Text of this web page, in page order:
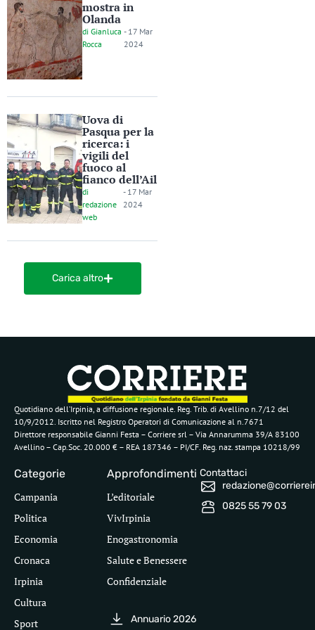
mostra in
Olanda
di Gianluca
Rocca
- 17 Mar
2024
Uova di
Pasqua per la
ricerca: i
vigili del
fuoco al
fianco dell’Ail
di
redazione
web
- 17 Mar
2024
Carica altro
Quotidiano dell’Irpinia, a diffusione regionale. Reg. Trib. di Avellino n.7/12 del
10/9/2012. Iscritto nel Registro Operatori di Comunicazione al n.7671
Direttore responsabile Gianni Festa – Corriere srl – Via Annarumma 39/A 83100
Avellino – Cap.Soc. 20.000 € – REA 187346 – PI/CF. Reg. naz. stampa 10218/99
Categorie
Campania
Politica
Economia
Cronaca
Irpinia
Cultura
Sport
Approfondimenti
L’editoriale
VivIrpinia
Enogastronomia
Salute e Benessere
Confidenziale
Annuario 2026
Contattaci
0825 55 79 03